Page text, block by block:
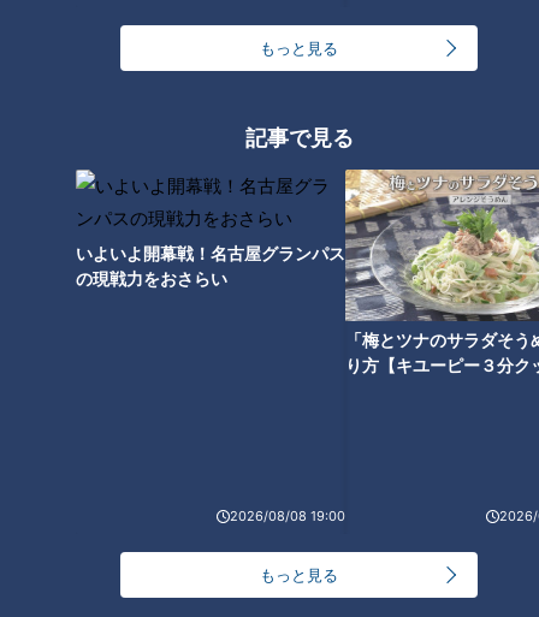
もっと見る
記事で見る
いよいよ開幕戦！名古屋グランパス
の現戦力をおさらい
2026/08/08 19:00
「梅とツナのサラダそう
り方【キユーピー３分ク
2026/
もっと見る
「愛知住みたい街ランキング」第10位タイは「名古屋市北
区」。不動産屋さんからは「治安の良さ、スーパーの多さ。フ
ァミリーで住むのにオススメ」「中区にも名古屋駅にも行きや
すい。名古屋市の北の玄関口」との声が。
スタイルエステート中央支店長の荒谷さんによると、近年は健
康志向で、運動しやすい環境を求める人も多いとのこと。